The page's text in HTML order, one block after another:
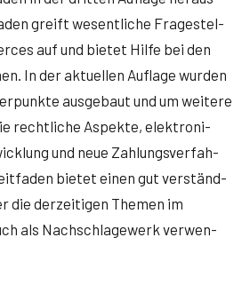
greift wesent­li­che Fra­ge­stel­
auf und bie­tet Hil­fe bei den
In der aktu­el­len Auf­la­ge wur­den
aus­ge­baut und um wei­te­re
recht­li­che Aspek­te, elek­tro­ni­
und neue Zah­lungs­ver­fah­
bie­tet einen gut ver­ständ­
die der­zei­ti­gen The­men im
als Nach­schla­ge­werk ver­wen­